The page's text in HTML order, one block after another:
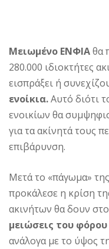
Μειωμένο ΕΝΦΙΑθα
280.000 ιδιοκτήτες
εισπράξει ή
ενοίκια.Αυτό διότι
ενοικίων θα
για τα ακίνητά τους
επιβάρυνση.
Μετά το «πάγωμα»
προκάλεσε η κρίση
ακινήτων θα δουν στο
μειώσεις του
ανάλογα με το ύψος